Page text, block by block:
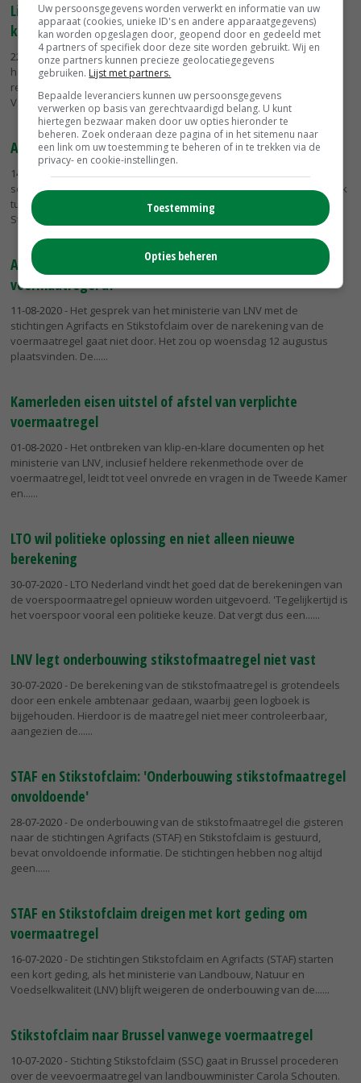
Linda Janssen: Goocheltruc met stikstof klopt van geen
kanten
22-08-2020 - Het intrekken van de voermaatregel is een papieren
hocus pocus om woningbouw mogelijk te maken, was woensdag de
reactie van Linda Janssen, voorzitter Producenten Organisatie
Varkenshouderij...
Afblazen overleg voermaatregel leidt tot Kamervragen
14-08-2020- Mark Harbers (VVD) en Jaco Geurts (CDA) hebben
schriftelijke Kamervragen gesteld over het afblazen van het gesprek
tussen landbouwminister Carola Schouten en de stichtingen
Stikstofclaim en...
Agrifacts en Stikstofclaim blazen gesprek met LNV over
voermaatregel af
11-08-2020- Het gesprek van het ministerie van LNV met de
stichtingen Agrifacts en Stikstofclaim over de narekening van de
voermaatregel gaat niet door. Het zou op woensdag 12 augustus
plaatsvinden. De...
Kamerleden eisen uitstel of afstel van verplichte
voermaatregel
01-08-2020- Het ontbreken van klip-en-klare documenten op het
ministerie van LNV, inclusief heldere rekenmethode over de
voermaatregel, leidt tot veel onvrede en vragen in de Tweede Kamer
en...
LTO wil politieke oplossing en niet alleen nieuwe
berekening
30-07-2020- LTO Nederland vindt het goed dat de berekeningen van
de voerspoormaatregel opnieuw worden uitgevoerd. 'Tegelijkertijd is
het voerspoor vooral een politieke keuze. Dat vergt dus een...
LNV legt onderbouwing stikstofmaatregel niet vast
30-07-2020- De berekening van de stikstofmaatregel is grotendeels
door een enkele ambtenaar gedaan, waarbij geen logboek is
bijgehouden. Hierdoor is de maatregel niet meer controleerbaar,
aangezien de...
STAF en Stikstofclaim: 'Onderbouwing stikstofmaatregel
onvoldoende'
28-07-2020- De onderbouwing van de stikstofmaatregel die gisteren
naar de stichtingen Agrifacts (STAF) en Stikstofclaim is gestuurd,
bevat onvoldoende informatie. De stichtingen hebben nog altijd
geen...
STAF en Stikstofclaim dreigen met kort geding om
voermaatregel
16-07-2020- De stichtingen Stikstofclaim en Agrifacts (STAF) starten
een kort geding, als het ministerie van Landbouw, Natuur en
Voedselkwaliteit (LNV) blijft weigeren de onderbouwing van de...
Stikstofclaim naar Brussel vanwege voermaatregel
10-07-2020- Stichting Stikstofclaim (SSC) gaat in Brussel procederen
over de veevoermaatregel van landbouwminister Carola Schouten.
Uw persoonsgegevens worden verwerkt en informatie van uw
apparaat (cookies, unieke ID's en andere apparaatgegevens)
kan worden opgeslagen door, geopend door en gedeeld met
4 partners of specifiek door deze site worden gebruikt. Wij en
onze partners kunnen precieze geolocatiegegevens
gebruiken. Lijst met partners.
Bepaalde leveranciers kunnen uw persoonsgegevens
verwerken op basis van gerechtvaardigd belang. U kunt
hiertegen bezwaar maken door uw opties hieronder te
beheren. Zoek onderaan deze pagina of in het sitemenu naar
een link om uw toestemming te beheren of in te trekken via de
privacy- en cookie-instellingen.
Toestemming
Opties beheren